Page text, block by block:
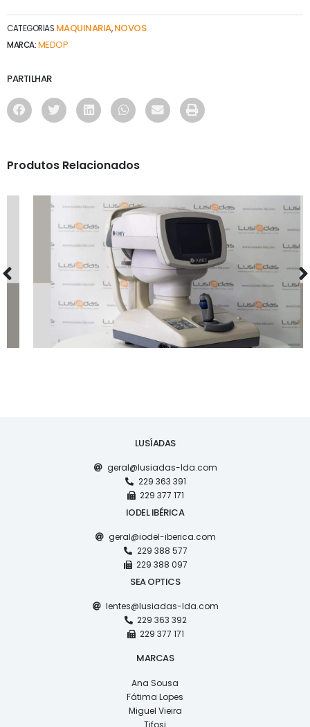
CATEGORIAS MAQUINARIA,NOVOS
MARCA:MEDOP
PARTILHAR
Produtos Relacionados
MAQUINARIA
TONOMETRO TOMEY FT-1000
LUSÍADAS
geral@lusiadas-lda.com
229 363 391
229 377 171
IODEL IBÉRICA
geral@iodel-iberica.com
229 388 577
229 388 097
SEA OPTICS
lentes@lusiadas-lda.com
229 363 392
229 377 171
MARCAS
Ana Sousa
Fátima Lopes
Miguel Vieira
Tifosi